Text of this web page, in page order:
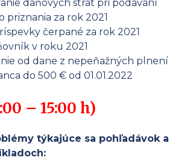
daňových strát pri podávaní
priznania za rok 2021
čerpané za rok 2021
v roku 2021
od dane z nepeňažných plnení
do 500 € od 01.01.2022
– 15:00 h)
týkajúce sa pohľadávok a